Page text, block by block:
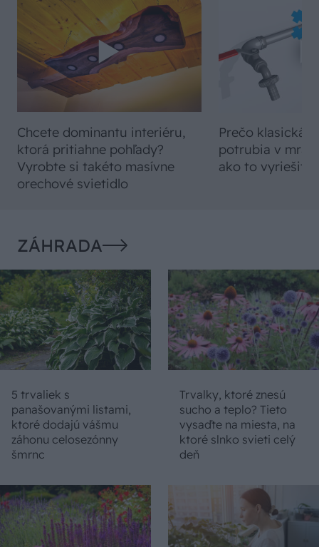
Chcete dominantu interiéru,
ktorá pritiahne pohľady?
Vyrobte si takéto masívne
orechové svietidlo
Prečo klasická
potrubia v
ako to vyriešiť
ZÁHRADA
5 trvaliek s
panašovanými listami,
ktoré dodajú vášmu
záhonu celosezónny
šmrnc
Trvalky, ktoré znesú
sucho a teplo? Tieto
vysaďte na miesta, na
ktoré slnko svieti celý
deň